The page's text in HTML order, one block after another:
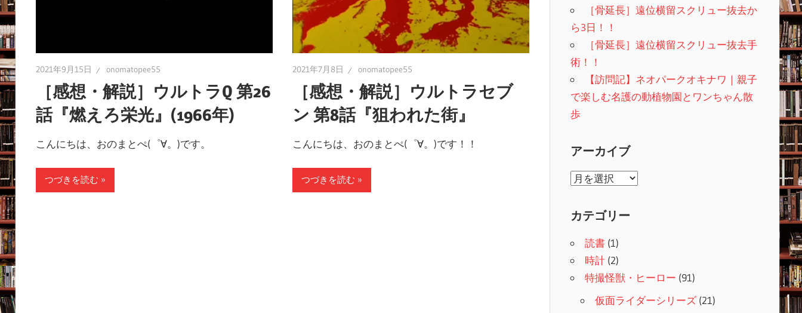
2021年9月15日 onomatopee55
［感想・解説］ウルトラQ 第26
話『燃えろ栄光』(1966年)
こんにちは、おのまとぺ(゜∀。)です。
つづきを読む
2021年7月8日 onomatopee55
［感想・解説］ウルトラセブ
ン 第8話『狙われた街』
こんにちは、おのまとぺ(゜∀。)です！！
つづきを読む
［骨延長］遠位横留スクリュー抜去か
ら3日！！
［骨延長］遠位横留スクリュー抜去手
術！！
【訪問記】ネオパークオキナワ｜親子
で楽しむ名護の動植物園とワンちゃん散
歩
アーカイブ
ア
カ
ブ
カテゴリー
読書(1)
時計(2)
特撮怪獣・ヒーロー (91)
仮面ライダーシリーズ(21)